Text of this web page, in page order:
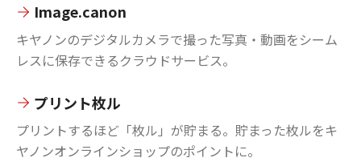
Image.canon
キヤノンのデジタルカメラで撮った写真・動画をシーム
レスに保存できるクラウドサービス。
プリント枚ル
プリントするほど「枚ル」が貯まる。貯まった枚ルをキ
ヤノンオンラインショップのポイントに。